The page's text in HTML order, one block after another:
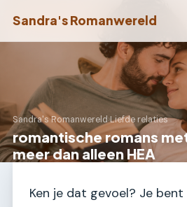
Sandra's Romanwereld
Sandra's Romanwereld›Liefde relaties
romantische romans
meer dan alleen HEA
Ken je dat gevoel? Je